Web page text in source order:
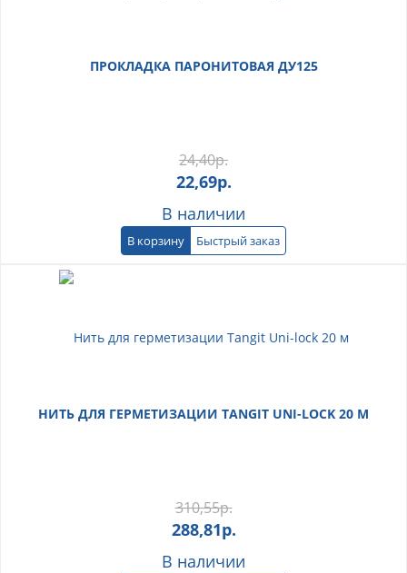
ПРОКЛАДКА ПАРОНИТОВАЯ ДУ125
24,40р.
22,69р.
В наличии
В корзину Быстрый заказ
НИТЬ ДЛЯ ГЕРМЕТИЗАЦИИ TANGIT UNI-LOCK 20 М
310,55р.
288,81р.
В наличии